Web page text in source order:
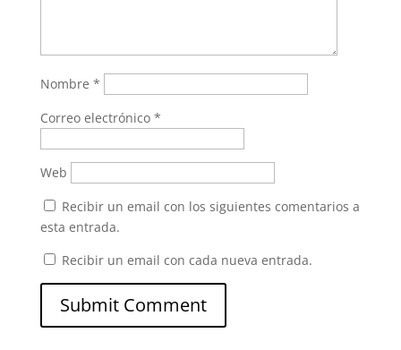
Nombre *
Correo electrónico *
Web
Recibir un email con los siguientes comentarios a
esta entrada.
Recibir un email con cada nueva entrada.